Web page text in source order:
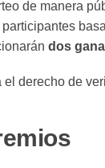
de manera
dos
el derecho de